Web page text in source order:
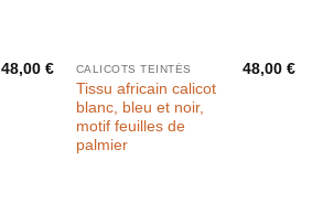
48,00€ CALICOTS TEINTÉS
Tissu africain calicot
blanc, bleu et noir,
motif feuilles de
palmier
48,00€